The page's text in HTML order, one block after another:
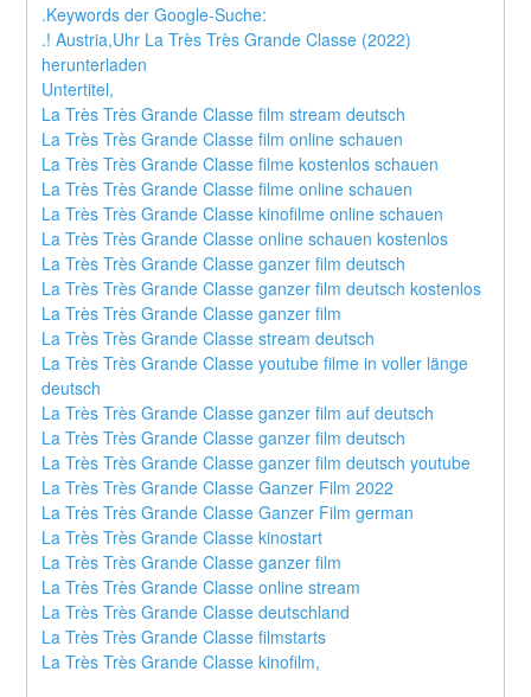
.Keywords der Google-Suche:
.! Austria,Uhr La Très Très Grande Classe (2022)
herunterladen
Untertitel,
La Très Très Grande Classe film stream deutsch
La Très Très Grande Classe film online schauen
La Très Très Grande Classe filme kostenlos schauen
La Très Très Grande Classe filme online schauen
La Très Très Grande Classe kinofilme online schauen
La Très Très Grande Classe online schauen kostenlos
La Très Très Grande Classe ganzer film deutsch
La Très Très Grande Classe ganzer film deutsch kostenlos
La Très Très Grande Classe ganzer film
La Très Très Grande Classe stream deutsch
La Très Très Grande Classe youtube filme in voller länge
deutsch
La Très Très Grande Classe ganzer film auf deutsch
La Très Très Grande Classe ganzer film deutsch
La Très Très Grande Classe ganzer film deutsch youtube
La Très Très Grande Classe Ganzer Film 2022
La Très Très Grande Classe Ganzer Film german
La Très Très Grande Classe kinostart
La Très Très Grande Classe ganzer film
La Très Très Grande Classe online stream
La Très Très Grande Classe deutschland
La Très Très Grande Classe filmstarts
La Très Très Grande Classe kinofilm,